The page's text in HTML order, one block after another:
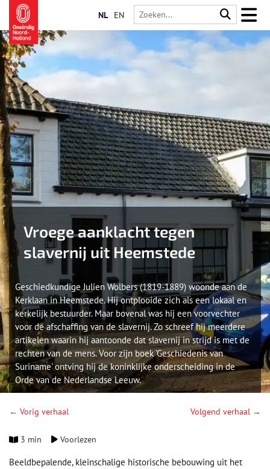
NL EN
Vroege aanklacht tegen
slavernij uit Heemstede
Geschiedkundige Julien Wolbers (1819-1889) woonde aan de
Kerklaan in Heemstede. Hij ontplooide zich als een lokaal en
kerkelijk bestuurder. Maar bovenal was hij een voorvechter
voor de afschaffing van de slavernij. Zo schreef hij meerdere
artikelen waarin hij aantoonde dat slavernij in strijd is met de
rechten van de mens. Voor zijn boek 'Geschiedenis van
Suriname' ontving hij de koninklijke onderscheiding in de
Orde van de Nederlandse Leeuw.
← Vorig verhaal Volgend verhaal →
3 min Voorlezen
Beeldbepalende, kleinschalige historische bebouwing uit het